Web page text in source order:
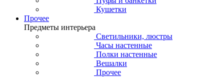
Кушетки
Прочее
Предметы интерьера
Светильники, люстры
Часы настенные
Полки настенные
Вешалки
Прочее